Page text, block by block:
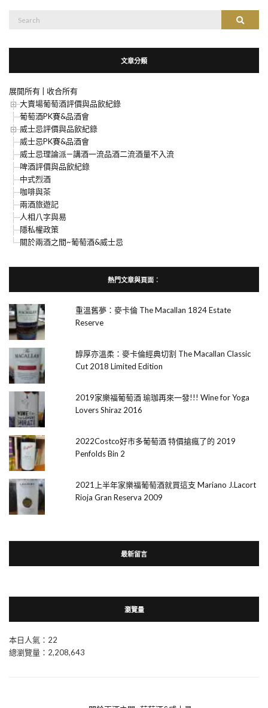
搜尋
文章分類
展開所有
收合所有
大賣場葡萄酒評價與品飲紀錄
葡萄酒PK賽&品酒會
威士忌評價與品飲紀錄
威士忌PK賽&品酒會
威士忌理論派—講酒一流品酒二流酒量不入流
啤酒評價與品飲紀錄
中式烈酒
咖啡與茶
兩酒旅遊記
人相八字與易
隱私權政策
關於兩酒之間~葡萄酒&威士忌
熱門文章與頁面︰
重溫舊夢：麥卡倫 The Macallan 1824 Estate
Reserve
醇厚亦溫柔：麥卡倫經典切割 The Macallan Classic
Cut 2018 Limited Edition
2019家樂福葡萄酒 瑜珈再來一發!!! Wine for Yoga
Lovers Shiraz 2016
2022Costco好市多葡萄酒 特價搶瘋了的 2019
Penfolds Bin 2
2021上半年家樂福葡萄酒就買這支 Mariano J.Lacort
Rioja Gran Reserva 2009
最新留言
瀏覽量
本日人氣：22
總瀏覽量：2,208,643